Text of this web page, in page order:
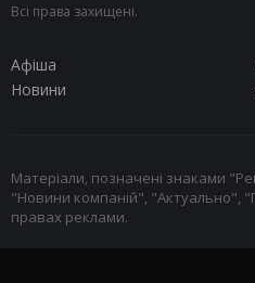
Всі права захищені.
Афіша
Новини
Матеріали, позначені знаками
"Новини компаній", "Актуально",
правах реклами.